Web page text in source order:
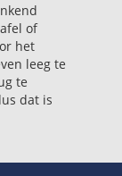
of
het
leeg te
te
dat is